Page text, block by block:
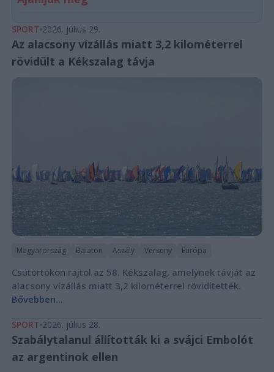
SPORT 2026. július 29.
Az alacsony vízállás miatt 3,2 kilométerrel
rövidült a Kékszalag távja
Magyarország Balaton Aszály Verseny Európa
Csütörtökön rajtol az 58. Kékszalag, amelynek távját az
alacsony vízállás miatt 3,2 kilométerrel rövidítették.
Bővebben...
SPORT 2026. július 28.
Szabálytalanul állították ki a svájci Embolót
az argentinok ellen